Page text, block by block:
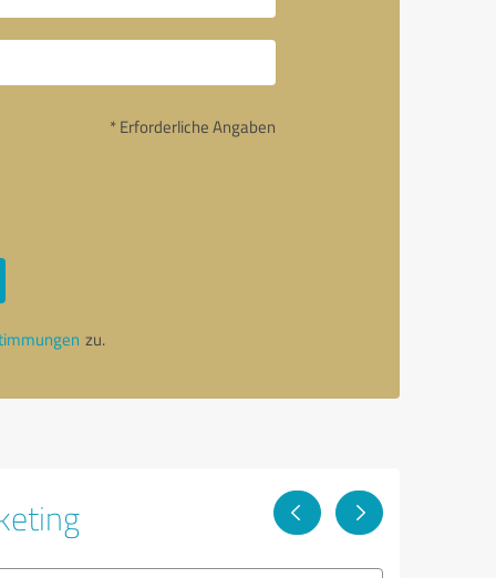
* Erforderliche Angaben
zu.